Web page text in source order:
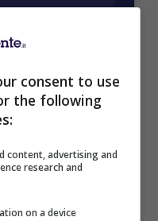
e sport
a 2000€ in Bonus
consent to use
the following
content, advertising and
research and
on a device